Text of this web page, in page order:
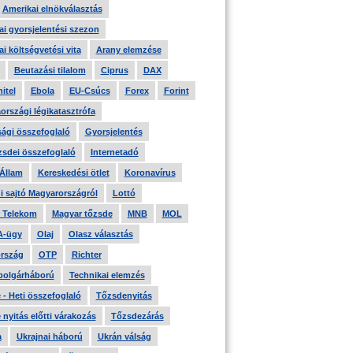
Amerikai elnökválasztás
gyorsjelentési szezon
költségvetési vita Arany elemzése
Beutazási tilalom Ciprus DAX
Ebola EU-Csúcs Forex Forint
légikatasztrófa
összefoglaló Gyorsjelentés
összefoglaló Internetadó
Kereskedési ötlet Koronavírus
sajtó Magyarországról Lottó
Telekom Magyar tőzsde MNB MOL
ügy Olaj Olasz választás
OTP Richter
Technikai elemzés
- Heti összefoglaló Tőzsdenyitás
nyitás előtti várakozás Tőzsdezárás
Ukrajnai háború Ukrán válság